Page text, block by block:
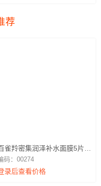
荐
雀羚密集润泽补水面膜5片装
不退换）
码：00274
录后查看价格